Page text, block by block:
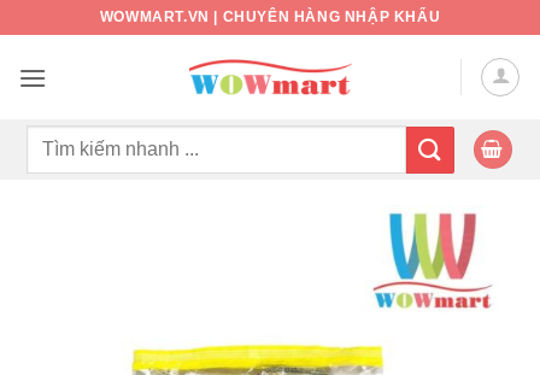
nội
WOWMART.VN | CHUYÊN HÀNG NHẬP KHẨU
Tìm